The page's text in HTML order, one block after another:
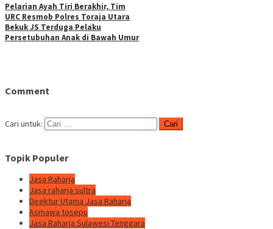
Pelarian Ayah Tiri Berakhir, Tim
URC Resmob Polres Toraja Utara
Bekuk JS Terduga Pelaku
Persetubuhan Anak di Bawah Umur
Comment
Cari untuk:
Topik Populer
Jasa Raharja
Jasa raharja sultra
Direktur Utama Jasa Raharja
Asmawa tosepu
Jasa Raharja Sulawesi Tenggara